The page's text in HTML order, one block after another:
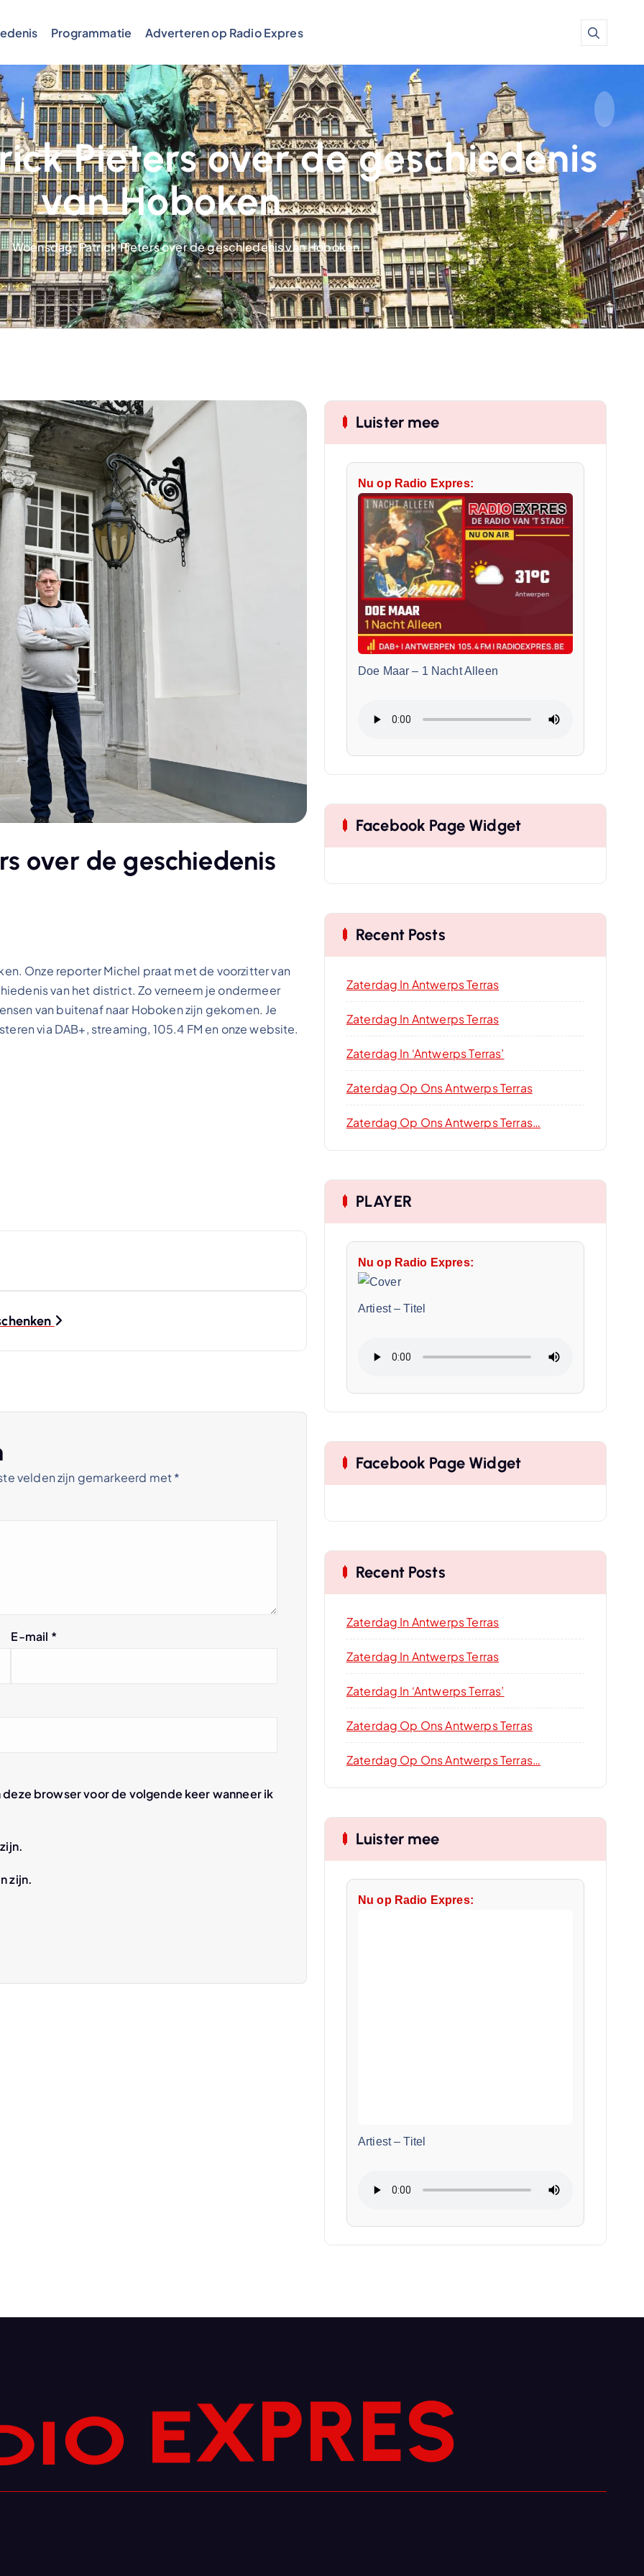
Programmatie Adverteren op Radio Expres
Pieters over de geschiedenis
van Hoboken
Woensdag: Patrick Pieters over de geschiedenis van Hoboken
over de geschiedenis
Onze reporter Michel praat met de voorzitter van
van het district. Zo verneem je ondermeer
van buitenaf naar Hoboken zijn gekomen. Je
via DAB+, streaming, 105.4 FM en onze website.
velden zijn gemarkeerd met*
E-mail *
browser voor de volgende keer wanneer ik
zijn.
Luister mee
Nu op Radio Expres:
Doe Maar – 1 Nacht Alleen
Facebook Page Widget
Recent Posts
Zaterdag In Antwerps Terras
Zaterdag In Antwerps Terras
Zaterdag In ‘Antwerps Terras’
Zaterdag Op Ons Antwerps Terras
Zaterdag Op Ons Antwerps Terras…
PLAYER
Nu op Radio Expres:
Artiest–Titel
Facebook Page Widget
Recent Posts
Zaterdag In Antwerps Terras
Zaterdag In Antwerps Terras
Zaterdag In ‘Antwerps Terras’
Zaterdag Op Ons Antwerps Terras
Zaterdag Op Ons Antwerps Terras…
Luister mee
Nu op Radio Expres:
Artiest–Titel
IO EXPRES